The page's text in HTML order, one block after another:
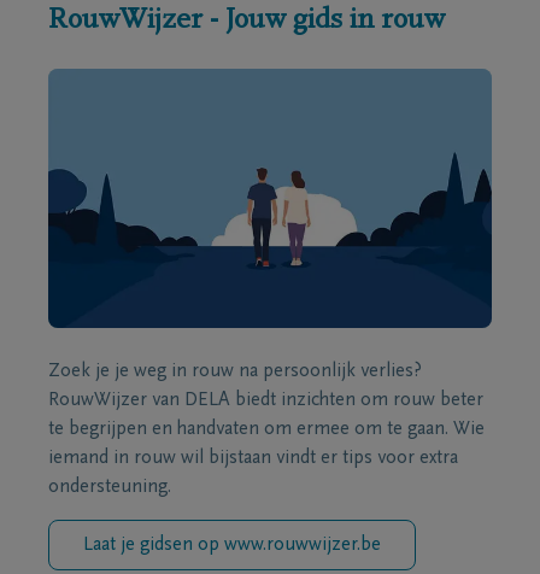
RouwWijzer - Jouw gids in rouw
Zoek je je weg in rouw na persoonlijk verlies?
RouwWijzer van DELA biedt inzichten om rouw beter
te begrijpen en handvaten om ermee om te gaan. Wie
iemand in rouw wil bijstaan vindt er tips voor extra
ondersteuning.
Laat je gidsen op www.rouwwijzer.be